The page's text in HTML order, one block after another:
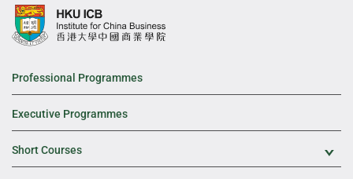
Professional Programmes
Executive Programmes
Short Courses